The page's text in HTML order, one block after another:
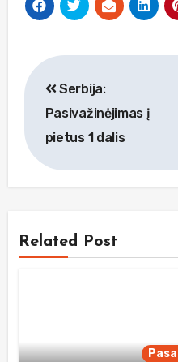
Navigacija
tarp
įrašų
Serbija:
Pasivažinėjimas į
pietus 1 dalis
Related Post